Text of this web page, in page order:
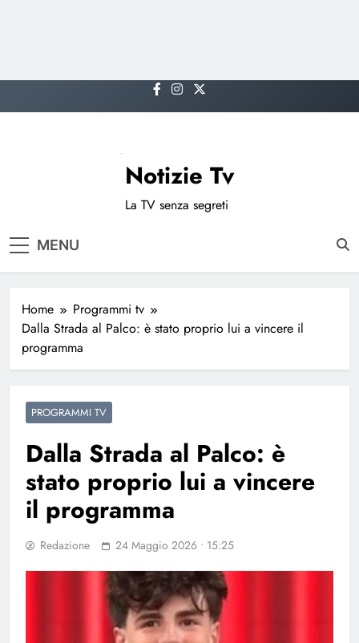
to
Notizie Tv
La TV senza segreti
MENU
Home
Programmi tv
Dalla Strada al Palco: è stato proprio lui a vincere il
programma
PROGRAMMI TV
Dalla Strada al Palco: è
stato proprio lui a vincere
il programma
Redazione 24 Maggio 2026 • 15:25